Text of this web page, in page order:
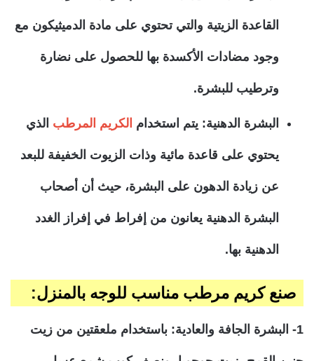
القاعدة الزيتية والتي تحتوي على مادة الدميثيكون مع
وجود مضادات الأكسدة بها للحصول على نضارة
وترطيب للبشرة.
البشرة الدهنية: يتم استخدام الكريم المرطب الذي
يحتوي على قاعدة مائية وذات الزيوت الخفيفة للبعد
عن زيادة الدهون على البشرة، حيث أن أصحاب
البشرة الدهنية يعانون من إفراط في إفراز الغدد
الدهنية بها.
صنع كريم مرطب مناسب للوجه بالمنزل:
1- البشرة الجافة والعادية: باستخدام ملعقتين من زيت